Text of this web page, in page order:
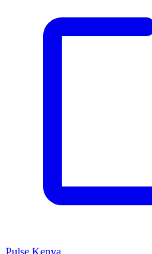
Pulse Kenya